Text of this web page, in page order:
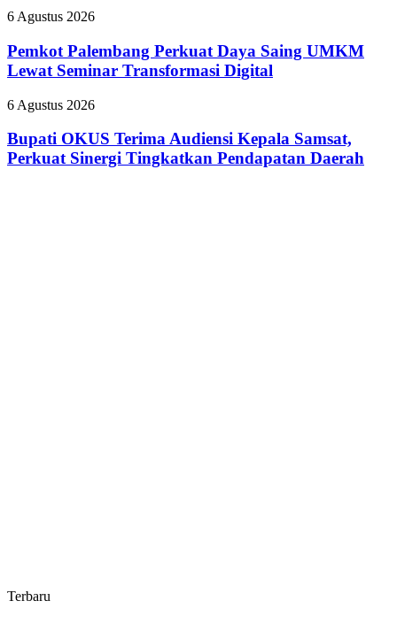
BPJS
Predikat
Pemkot
Perkuat
Daya
Saing
Lewat
Transformasi
Digital
6 Agustus 2026
Pemkot Palembang Perkuat Daya Saing UMKM
Lewat Seminar Transformasi Digital
Bupati
Terima
Audiensi
Kepala
6 Agustus 2026
Bupati OKUS Terima Audiensi Kepala Samsat,
Perkuat Sinergi Tingkatkan Pendapatan Daerah
Terbaru